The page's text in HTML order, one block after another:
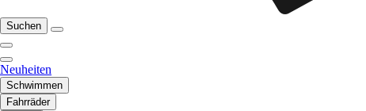
Suchen
Neuheiten
Schwimmen
Fahrräder